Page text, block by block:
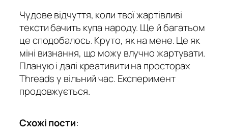
Чудове відчуття, коли твої жартівливі
тексти бачить купа народу. Ще й багатьом
це сподобалось. Круто, як на мене. Це як
міні визнання, що можу влучно жартувати.
Планую і далі креативити на просторах
Threads у вільний час. Експеримент
продовжується.
Схожі пости: